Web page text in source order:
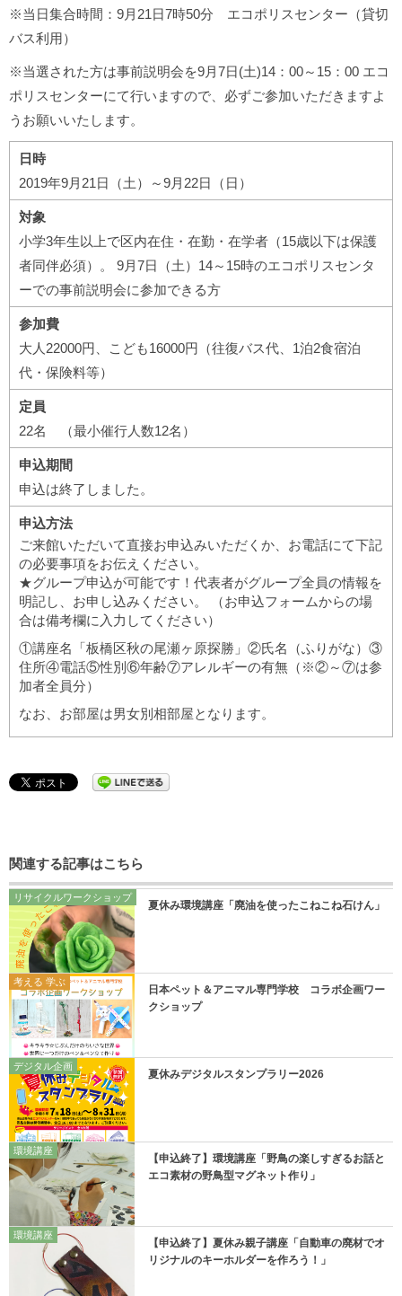
※当日集合時間：9月21日7時50分 エコポリスセンター（貸切
バス利用）
※当選された方は事前説明会を9月7日(土)14：00～15：00 エコ
ポリスセンターにて行いますので、必ずご参加いただきますよ
うお願いいたします。
日時
2019年9月21日（土）～9月22日（日）
対象
小学3年生以上で区内在住・在勤・在学者（15歳以下は保護
者同伴必須）。 9月7日（土）14～15時のエコポリスセンタ
ーでの事前説明会に参加できる方
参加費
大人22000円、こども16000円（往復バス代、1泊2食宿泊
代・保険料等）
定員
22名 （最小催行人数12名）
申込期間
申込は終了しました。
申込方法
ご来館いただいて直接お申込みいただくか、お電話にて下記
の必要事項をお伝えください。
★グループ申込が可能です！代表者がグループ全員の情報を
明記し、お申し込みください。 （お申込フォームからの場
合は備考欄に入力してください）
①講座名「板橋区秋の尾瀬ヶ原探勝」②氏名（ふりがな）③
住所④電話⑤性別⑥年齢⑦アレルギーの有無（※②～⑦は参
加者全員分）
なお、お部屋は男女別相部屋となります。
関連する記事はこちら
リサイクルワークショップ
夏休み環境講座「廃油を使ったこねこね石けん」
考える 学ぶ
日本ペット＆アニマル専門学校 コラボ企画ワー
クショップ
デジタル企画
夏休みデジタルスタンプラリー2026
環境講座
【申込終了】環境講座「野鳥の楽しすぎるお話と
エコ素材の野鳥型マグネット作り」
環境講座
【申込終了】夏休み親子講座「自動車の廃材でオ
リジナルのキーホルダーを作ろう！」